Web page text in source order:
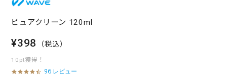
ピュアクリーン 120ml
¥398 （税込）
10pt獲得！
496 レビュー